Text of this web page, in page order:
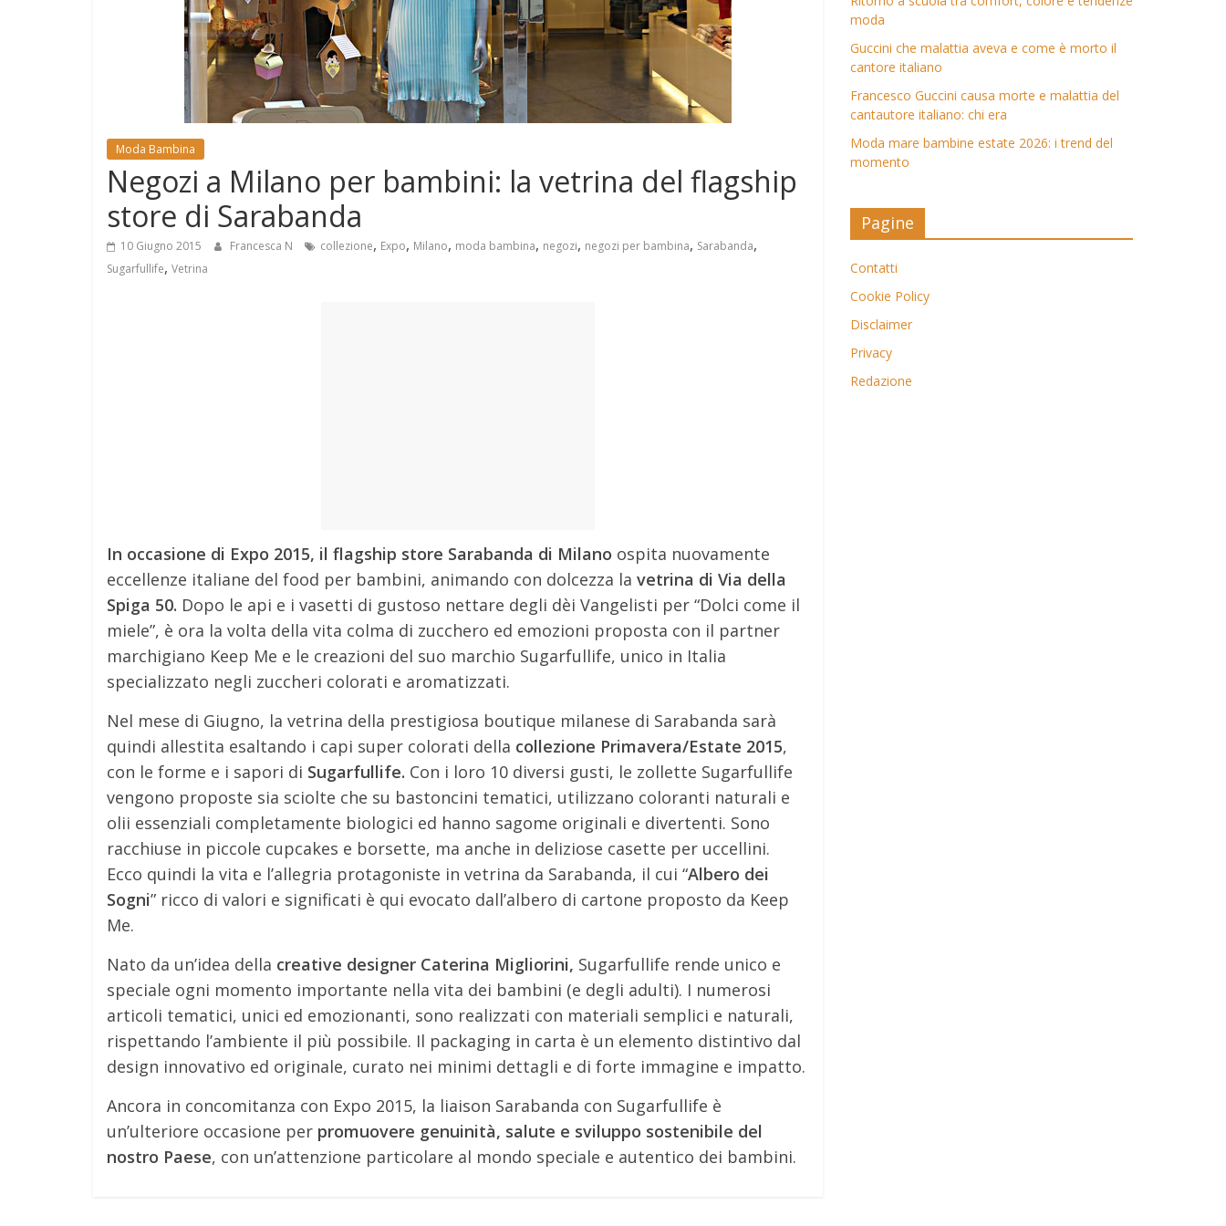
Moda Bambina
Negozi a Milano per bambini: la vetrina del flagship
store di Sarabanda
10 Giugno 2015 Francesca N collezione, Expo, Milano, moda bambina, negozi, negozi per bambina, Sarabanda,
Sugarfullife, Vetrina
In occasione di Expo 2015, il flagship store Sarabanda di Milano ospita nuovamente
eccellenze italiane del food per bambini, animando con dolcezza la vetrina di Via della
Spiga 50. Dopo le api e i vasetti di gustoso nettare degli dèi Vangelisti per “Dolci come il
miele”, è ora la volta della vita colma di zucchero ed emozioni proposta con il partner
marchigiano Keep Me e le creazioni del suo marchio Sugarfullife, unico in Italia
specializzato negli zuccheri colorati e aromatizzati.
Nel mese di Giugno, la vetrina della prestigiosa boutique milanese di Sarabanda sarà
quindi allestita esaltando i capi super colorati della collezione Primavera/Estate 2015,
con le forme e i sapori di Sugarfullife. Con i loro 10 diversi gusti, le zollette Sugarfullife
vengono proposte sia sciolte che su bastoncini tematici, utilizzano coloranti naturali e
olii essenziali completamente biologici ed hanno sagome originali e divertenti. Sono
racchiuse in piccole cupcakes e borsette, ma anche in deliziose casette per uccellini.
Ecco quindi la vita e l’allegria protagoniste in vetrina da Sarabanda, il cui “Albero dei
Sogni” ricco di valori e significati è qui evocato dall’albero di cartone proposto da Keep
Me.
Nato da un’idea della creative designer Caterina Migliorini, Sugarfullife rende unico e
speciale ogni momento importante nella vita dei bambini (e degli adulti). I numerosi
articoli tematici, unici ed emozionanti, sono realizzati con materiali semplici e naturali,
rispettando l’ambiente il più possibile. Il packaging in carta è un elemento distintivo dal
design innovativo ed originale, curato nei minimi dettagli e di forte immagine e impatto.
Ancora in concomitanza con Expo 2015, la liaison Sarabanda con Sugarfullife è
un’ulteriore occasione per promuovere genuinità, salute e sviluppo sostenibile del
nostro Paese, con un’attenzione particolare al mondo speciale e autentico dei bambini.
moda
Guccini che malattia aveva e come è morto il
cantore italiano
Francesco Guccini causa morte e malattia del
cantautore italiano: chi era
Moda mare bambine estate 2026: i trend del
momento
Pagine
Contatti
Cookie Policy
Disclaimer
Privacy
Redazione